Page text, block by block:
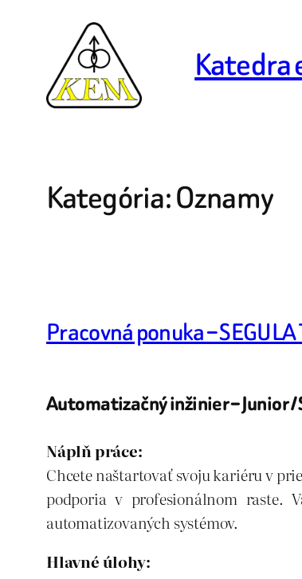
Katedra
Kategória:Oznamy
Pracovná ponuka –
Automatizačný inžinier – Junior
Náplň práce:
Chcete naštartovať svoju kariéru v
podporia v profesionálnom raste.
automatizovaných systémov.
Hlavné úlohy: